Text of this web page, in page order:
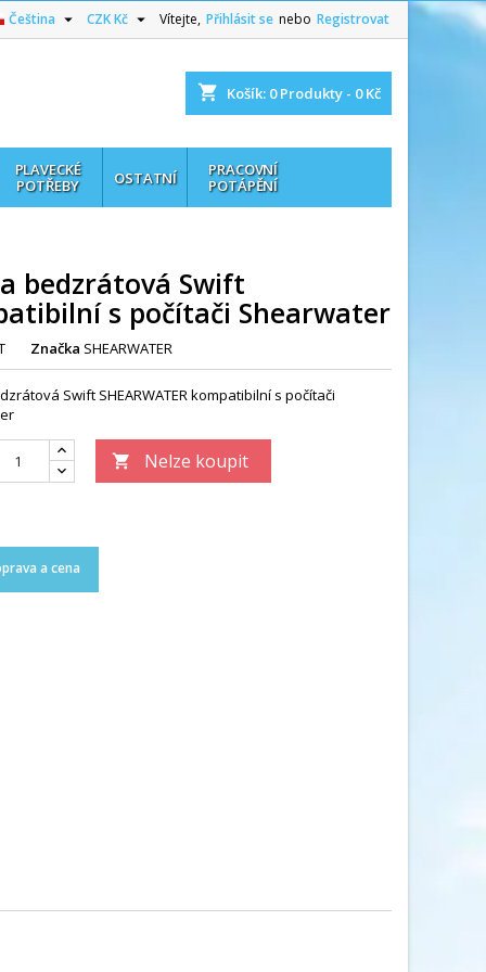
Vítejte, Přihlásit se nebo Registrovat
CZK Kč 
Čeština 
shopping_cart Košík: 0Produkty - 0 Kč
PLAVECKÉ
POTŘEBY
OSTATNÍ
PRACOVNÍ
POTÁPĚNÍ
bedzrátová Swift
s počítači Shearwater
Značka SHEARWATER
Swift SHEARWATER kompatibilní s počítači
 Nelze koupit
a cena